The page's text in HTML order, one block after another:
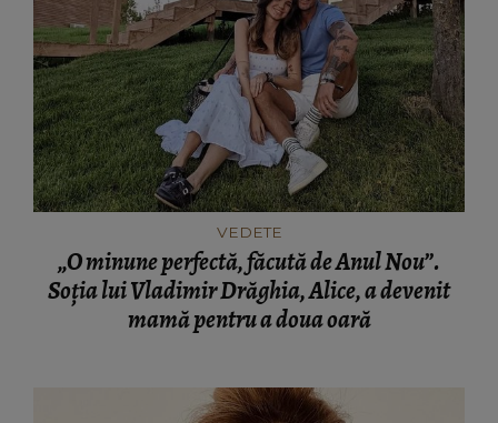
VEDETE
„O minune perfectă, făcută de Anul Nou”.
Soția lui Vladimir Drăghia, Alice, a devenit
mamă pentru a doua oară